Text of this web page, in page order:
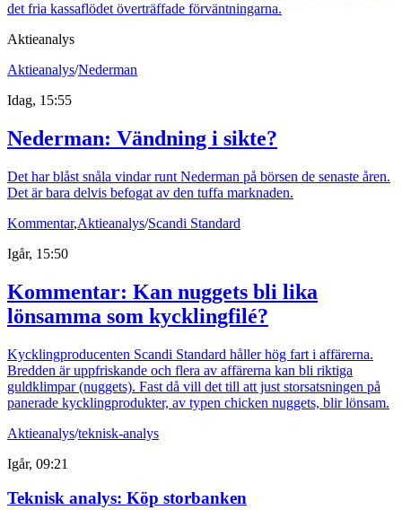
det fria kassaflödet överträffade förväntningarna.
Aktieanalys
Aktieanalys/Nederman
Idag, 15:55
Nederman: Vändning i sikte?
Det har blåst snåla vindar runt Nederman på börsen de senaste åren.
Det är bara delvis befogat av den tuffa marknaden.
Kommentar,Aktieanalys/Scandi Standard
Igår, 15:50
Kommentar: Kan nuggets bli lika
lönsamma som kycklingfilé?
Kycklingproducenten Scandi Standard håller hög fart i affärerna.
Bredden är uppfriskande och flera av affärerna kan bli riktiga
guldklimpar (nuggets). Fast då vill det till att just storsatsningen på
panerade kycklingprodukter, av typen chicken nuggets, blir lönsam.
Aktieanalys/teknisk-analys
Igår, 09:21
Teknisk analys: Köp storbanken